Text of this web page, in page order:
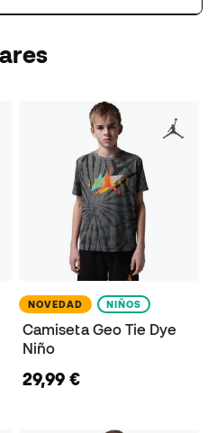
NOVEDAD NIÑOS
Camiseta Geo Tie Dye
Niño
29,99 €